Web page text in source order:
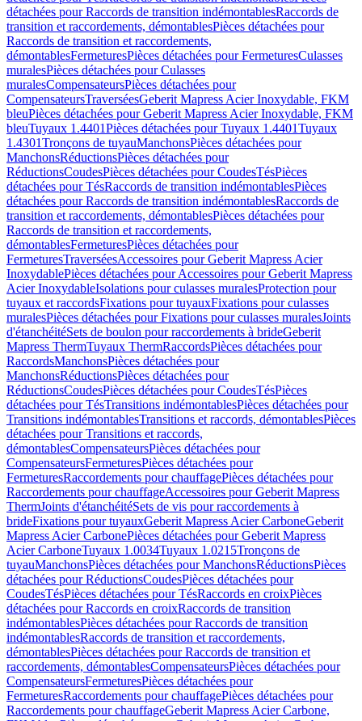
détachées pour Raccords de transition indémontablesRaccords de
transition et raccordements, démontablesPièces détachées pour
Raccords de transition et raccordements,
démontablesFermeturesPièces détachées pour FermeturesCulasses
muralesPièces détachées pour Culasses
muralesCompensateursPièces détachées pour
CompensateursTraverséesGeberit Mapress Acier Inoxydable, FKM
bleuPièces détachées pour Geberit Mapress Acier Inoxydable, FKM
bleuTuyaux 1.4401Pièces détachées pour Tuyaux 1.4401Tuyaux
1.4301Tronçons de tuyauManchonsPièces détachées pour
ManchonsRéductionsPièces détachées pour
RéductionsCoudesPièces détachées pour CoudesTésPièces
détachées pour TésRaccords de transition indémontablesPièces
détachées pour Raccords de transition indémontablesRaccords de
transition et raccordements, démontablesPièces détachées pour
Raccords de transition et raccordements,
démontablesFermeturesPièces détachées pour
FermeturesTraverséesAccessoires pour Geberit Mapress Acier
InoxydablePièces détachées pour Accessoires pour Geberit Mapress
Acier InoxydableIsolations pour culasses muralesProtection pour
tuyaux et raccordsFixations pour tuyauxFixations pour culasses
muralesPièces détachées pour Fixations pour culasses muralesJoints
d'étanchéitéSets de boulon pour raccordements à brideGeberit
Mapress ThermTuyaux ThermRaccordsPièces détachées pour
RaccordsManchonsPièces détachées pour
ManchonsRéductionsPièces détachées pour
RéductionsCoudesPièces détachées pour CoudesTésPièces
détachées pour TésTransitions indémontablesPièces détachées pour
Transitions indémontablesTransitions et raccords, démontablesPièces
détachées pour Transitions et raccords,
démontablesCompensateursPièces détachées pour
CompensateursFermeturesPièces détachées pour
FermeturesRaccordements pour chauffagePièces détachées pour
Raccordements pour chauffageAccessoires pour Geberit Mapress
ThermJoints d'étanchéitéSets de vis pour raccordements à
brideFixations pour tuyauxGeberit Mapress Acier CarboneGeberit
Mapress Acier CarbonePièces détachées pour Geberit Mapress
Acier CarboneTuyaux 1.0034Tuyaux 1.0215Tronçons de
tuyauManchonsPièces détachées pour ManchonsRéductionsPièces
détachées pour RéductionsCoudesPièces détachées pour
CoudesTésPièces détachées pour TésRaccords en croixPièces
détachées pour Raccords en croixRaccords de transition
indémontablesPièces détachées pour Raccords de transition
indémontablesRaccords de transition et raccordements,
démontablesPièces détachées pour Raccords de transition et
raccordements, démontablesCompensateursPièces détachées pour
CompensateursFermeturesPièces détachées pour
FermeturesRaccordements pour chauffagePièces détachées pour
Raccordements pour chauffageGeberit Mapress Acier Carbone,